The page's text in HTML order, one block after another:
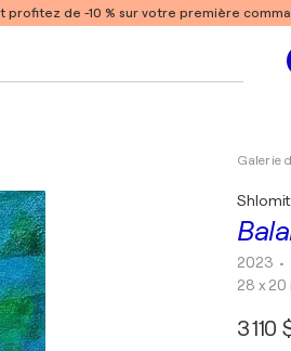
de -10 % sur votre première
Galerie
2023 •
28 x 20
3 110